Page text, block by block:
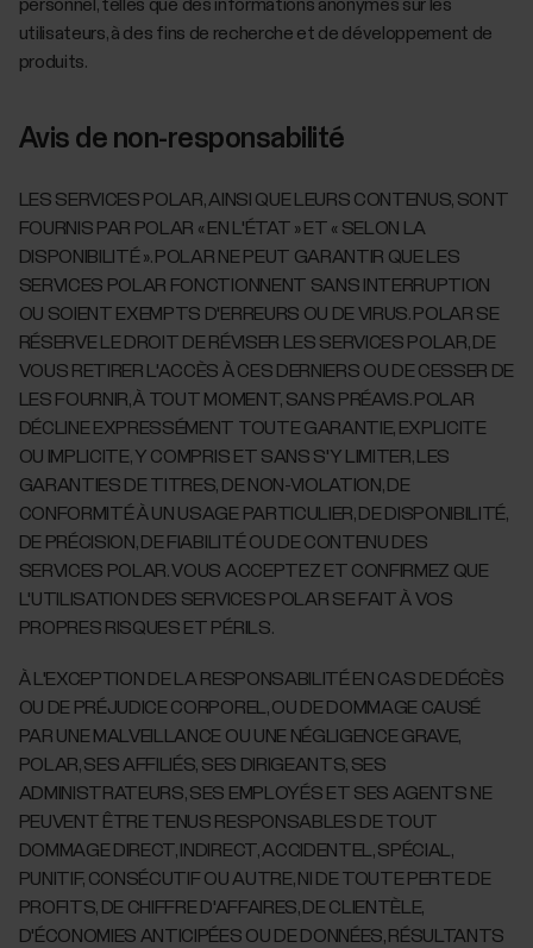
personnel, telles que des informations anonymes sur les
utilisateurs, à des fins de recherche et de développement de
produits.
Avis de non-responsabilité
LES SERVICES POLAR, AINSI QUE LEURS CONTENUS, SONT
FOURNIS PAR POLAR « EN L'ÉTAT » ET « SELON LA
DISPONIBILITÉ ». POLAR NE PEUT GARANTIR QUE LES
SERVICES POLAR FONCTIONNENT SANS INTERRUPTION
OU SOIENT EXEMPTS D'ERREURS OU DE VIRUS. POLAR SE
RÉSERVE LE DROIT DE RÉVISER LES SERVICES POLAR, DE
VOUS RETIRER L'ACCÈS À CES DERNIERS OU DE CESSER DE
LES FOURNIR, À TOUT MOMENT, SANS PRÉAVIS. POLAR
DÉCLINE EXPRESSÉMENT TOUTE GARANTIE, EXPLICITE
OU IMPLICITE, Y COMPRIS ET SANS S'Y LIMITER, LES
GARANTIES DE TITRES, DE NON-VIOLATION, DE
CONFORMITÉ À UN USAGE PARTICULIER, DE DISPONIBILITÉ,
DE PRÉCISION, DE FIABILITÉ OU DE CONTENU DES
SERVICES POLAR. VOUS ACCEPTEZ ET CONFIRMEZ QUE
L'UTILISATION DES SERVICES POLAR SE FAIT À VOS
PROPRES RISQUES ET PÉRILS.
À L'EXCEPTION DE LA RESPONSABILITÉ EN CAS DE DÉCÈS
OU DE PRÉJUDICE CORPOREL, OU DE DOMMAGE CAUSÉ
PAR UNE MALVEILLANCE OU UNE NÉGLIGENCE GRAVE,
POLAR, SES AFFILIÉS, SES DIRIGEANTS, SES
ADMINISTRATEURS, SES EMPLOYÉS ET SES AGENTS NE
PEUVENT ÊTRE TENUS RESPONSABLES DE TOUT
DOMMAGE DIRECT, INDIRECT, ACCIDENTEL, SPÉCIAL,
PUNITIF, CONSÉCUTIF OU AUTRE, NI DE TOUTE PERTE DE
PROFITS, DE CHIFFRE D'AFFAIRES, DE CLIENTÈLE,
D'ÉCONOMIES ANTICIPÉES OU DE DONNÉES, RÉSULTANTS